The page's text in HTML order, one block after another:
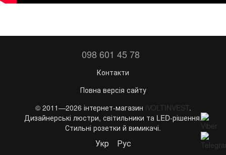
098 601 45 78
Контакти
Повна версія сайту
© 2011—2026 інтернет-магазин iVOLTINVEST.
Дизайнерські люстри, світильники та LED-рішення.
Стильні розетки й вимикачі.
Укр Рус